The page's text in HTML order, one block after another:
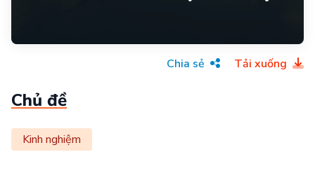
Chia sẻ Tải xuống
Chủ đề
Kinh nghiệm